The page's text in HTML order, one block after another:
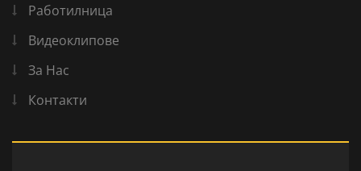
Работилница
Видеоклипове
За Нас
Контакти